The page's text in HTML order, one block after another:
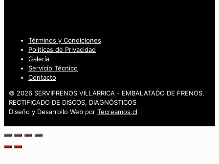
Términos y Condiciones
Políticas de Privacidad
Galería
Servicio Técnico
Contacto
© 2026 SERVIFRENOS VILLARRICA - EMBALATADO DE FRENOS,
RECTIFICADO DE DISCOS, DIAGNÓSTICOS
Diseño y Desarrollo Web por Tecreamos.cl